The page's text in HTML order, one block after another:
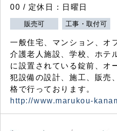
00 / 定休日：日曜日
販売可 工事・取付可
一般住宅、マンション、オ
介護老人施設、学校、ホテ
に設置されている錠前、オ
犯設備の設計、施工、販売
格で行っております。
http://www.marukou-